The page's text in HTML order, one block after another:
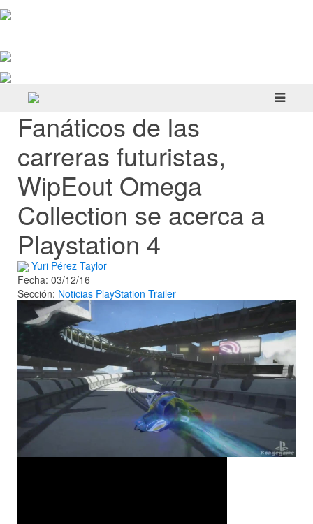
Fanáticos de las
carreras futuristas,
WipEout Omega
Collection se acerca a
Playstation 4
Yuri Pérez Taylor
Fecha: 03/12/16
Sección: Noticias PlayStation Trailer